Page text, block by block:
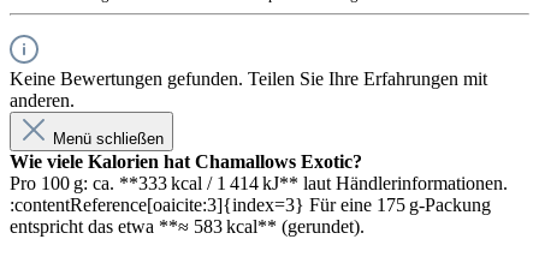
Keine Bewertungen gefunden. Teilen Sie Ihre Erfahrungen mit
anderen.
Menü schließen
Wie viele Kalorien hat Chamallows Exotic?
Pro 100 g: ca. **333 kcal / 1 414 kJ** laut Händlerinformationen.
:contentReference[oaicite:3]{index=3} Für eine 175 g‑Packung
entspricht das etwa **≈ 583 kcal** (gerundet).